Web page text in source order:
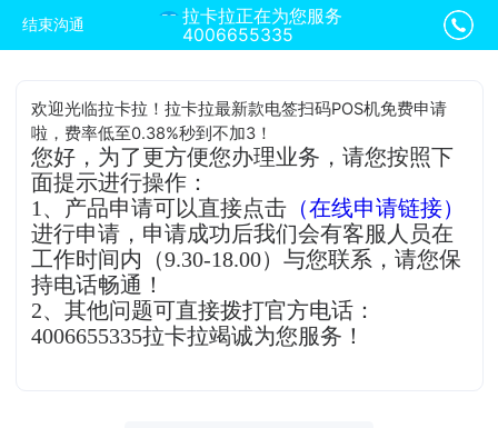
结束沟通
拉卡拉正在为您服务
4006655335
欢迎光临拉卡拉！拉卡拉最新款电签扫码POS机免费申请
啦，费率低至0.38%秒到不加3！
您好，为了更方便您办理业务，请您按照下
面提示进行操作：
1、产品申请可以直接点击 （在线申请链接）
进行申请，申请成功后我们会有客服人员在
工作时间内（9.30-18.00）与您联系，请您保
持电话畅通！
2、其他问题可直接拨打官方电话：
4006655335拉卡拉竭诚为您服务！